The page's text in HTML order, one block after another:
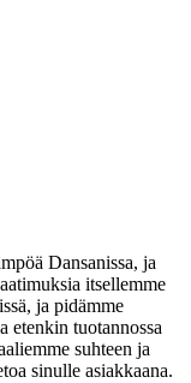
Dansanissa, ja
itsellemme
ja pidämme
etenkin tuotannossa
suhteen ja
sinulle asiakkaana.